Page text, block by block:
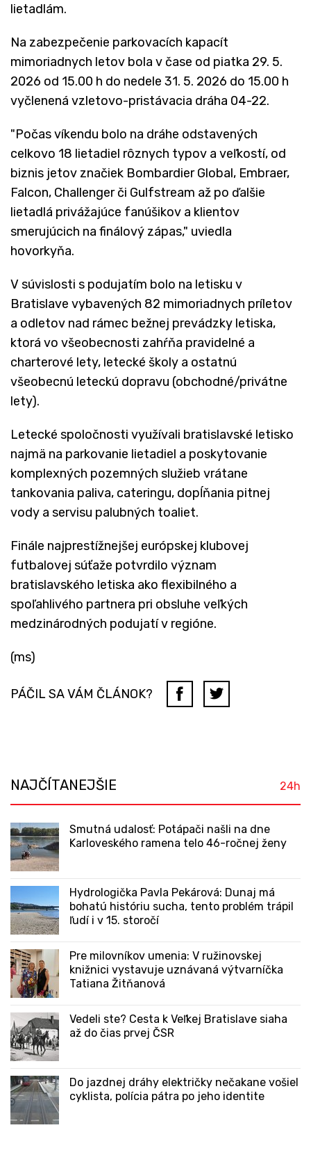
lietadlám.
Na zabezpečenie parkovacích kapacít
mimoriadnych letov bola v čase od piatka 29. 5.
2026 od 15.00 h do nedele 31. 5. 2026 do 15.00 h
vyčlenená vzletovo-pristávacia dráha 04-22.
"Počas víkendu bolo na dráhe odstavených
celkovo 18 lietadiel rôznych typov a veľkostí, od
biznis jetov značiek Bombardier Global, Embraer,
Falcon, Challenger či Gulfstream až po ďalšie
lietadlá privážajúce fanúšikov a klientov
smerujúcich na finálový zápas," uviedla
hovorkyňa.
V súvislosti s podujatím bolo na letisku v
Bratislave vybavených 82 mimoriadnych príletov
a odletov nad rámec bežnej prevádzky letiska,
ktorá vo všeobecnosti zahŕňa pravidelné a
charterové lety, letecké školy a ostatnú
všeobecnú leteckú dopravu (obchodné/privátne
lety).
Letecké spoločnosti využívali bratislavské letisko
najmä na parkovanie lietadiel a poskytovanie
komplexných pozemných služieb vrátane
tankovania paliva, cateringu, dopĺňania pitnej
vody a servisu palubných toaliet.
Finále najprestížnejšej európskej klubovej
futbalovej súťaže potvrdilo význam
bratislavského letiska ako flexibilného a
spoľahlivého partnera pri obsluhe veľkých
medzinárodných podujatí v regióne.
(ms)
PÁČIL SA VÁM ČLÁNOK?
NAJČÍTANEJŠIE 24h
Smutná udalosť: Potápači našli na dne
Karloveského ramena telo 46-ročnej ženy
Hydrologička Pavla Pekárová: Dunaj má
bohatú históriu sucha, tento problém trápil
ľudí i v 15. storočí
Pre milovníkov umenia: V ružinovskej
knižnici vystavuje uznávaná výtvarníčka
Tatiana Žitňanová
Vedeli ste? Cesta k Veľkej Bratislave siaha
až do čias prvej ČSR
Do jazdnej dráhy električky nečakane vošiel
cyklista, polícia pátra po jeho identite